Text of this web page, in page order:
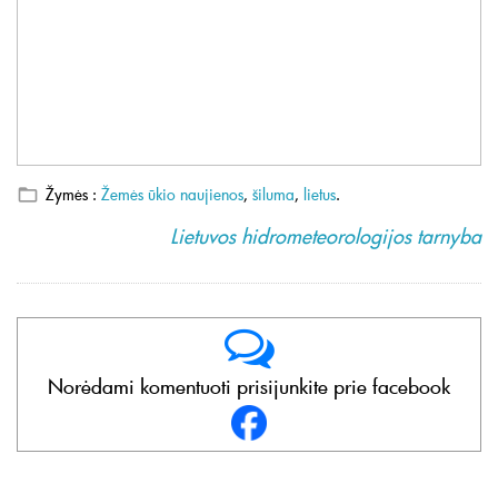
Žymės : Žemės ūkio naujienos, šiluma, lietus.
Lietuvos hidrometeorologijos tarnyba
Norėdami komentuoti prisijunkite prie facebook